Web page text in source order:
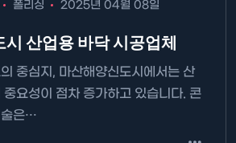
폴리싱 2025년 04월 08일
산업용 바닥 시공업체
중심지, 마산해양신도시에서는 산
중요성이 점차 증가하고 있습니다. 콘
술은…